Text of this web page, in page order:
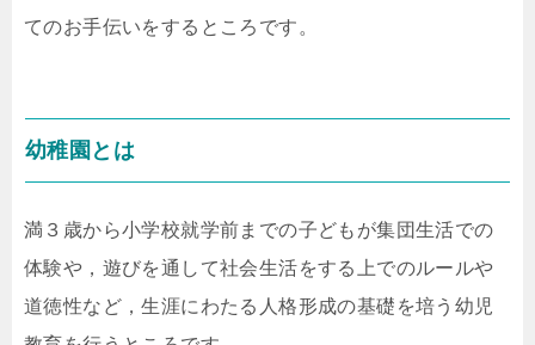
てのお手伝いをするところです。
幼稚園とは
満３歳から小学校就学前までの子どもが集団生活での
体験や，遊びを通して社会生活をする上でのルールや
道徳性など，生涯にわたる人格形成の基礎を培う幼児